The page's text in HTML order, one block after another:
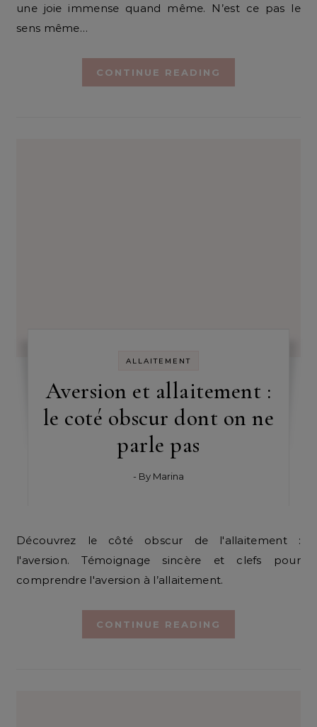
une joie immense quand même. N’est ce pas le
sens même…
CONTINUE READING
ALLAITEMENT
Aversion et allaitement :
le coté obscur dont on ne
parle pas
- By Marina
Découvrez le côté obscur de l'allaitement :
l'aversion. Témoignage sincère et clefs pour
comprendre l'aversion à l’allaitement.
CONTINUE READING